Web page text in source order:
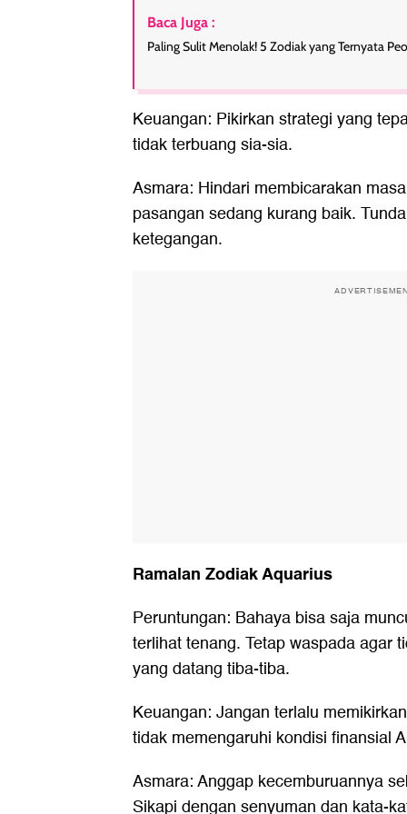
Baca Juga :
Paling Sulit Menolak! 5 Zodiak yang Ternyata
Keuangan: Pikirkan strategi yang
tidak terbuang sia-sia.
Asmara: Hindari membicarakan
pasangan sedang kurang baik.
ketegangan.
Ramalan Zodiak Aquarius
Peruntungan: Bahaya bisa saja
terlihat tenang. Tetap waspada agar
yang datang tiba-tiba.
Keuangan: Jangan terlalu
tidak memengaruhi kondisi finansial
Asmara: Anggap kecemburuannya
Sikapi dengan senyuman dan kata-